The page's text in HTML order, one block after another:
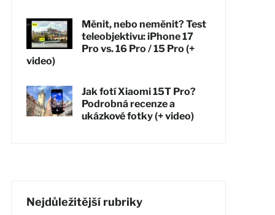
Měnit, nebo neměnit? Test
teleobjektivu: iPhone 17
Pro vs. 16 Pro / 15 Pro (+
video)
Jak fotí Xiaomi 15T Pro?
Podrobná recenze a
ukázkové fotky (+ video)
Nejdůležitější rubriky